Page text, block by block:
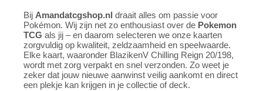
Bij Amandatcgshop.nl draait alles om passie voor
Pokémon. Wij zijn net zo enthousiast over de Pokemon
TCG als jij – en daarom selecteren we onze kaarten
zorgvuldig op kwaliteit, zeldzaamheid en speelwaarde.
Elke kaart, waaronder BlazikenV Chilling Reign 20/198,
wordt met zorg verpakt en snel verzonden. Zo weet je
zeker dat jouw nieuwe aanwinst veilig aankomt en direct
een plekje kan krijgen in je collectie of deck.